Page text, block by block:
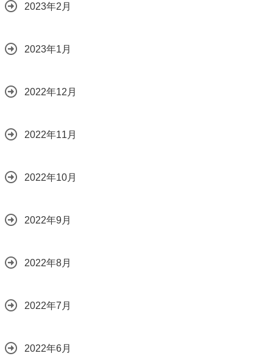
2023年2月
2023年1月
2022年12月
2022年11月
2022年10月
2022年9月
2022年8月
2022年7月
2022年6月